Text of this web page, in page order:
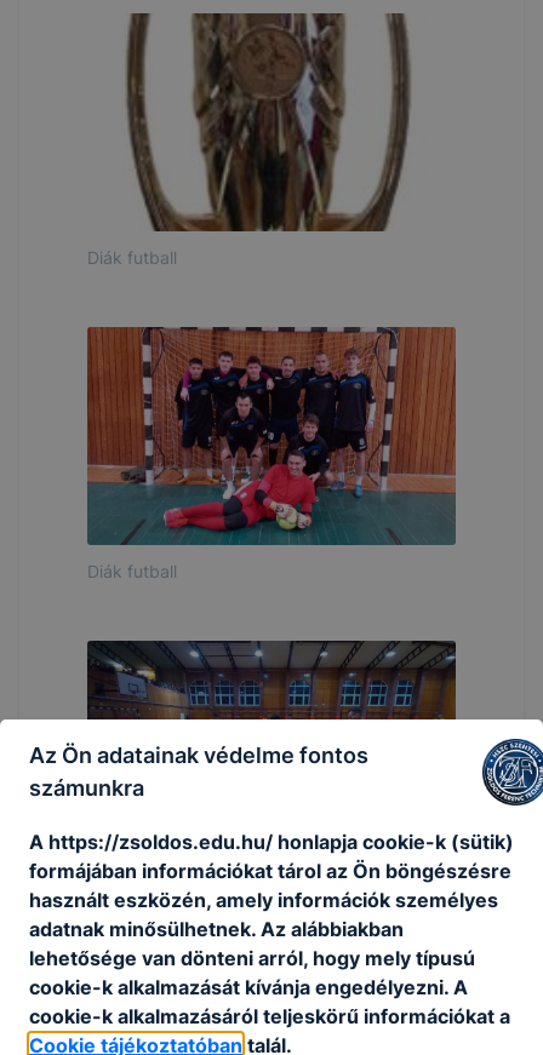
Diák futball
Diák futball
Diák futball
Az Ön adatainak védelme fontos
számunkra
A https://zsoldos.edu.hu/ honlapja cookie-k (sütik)
formájában információkat tárol az Ön böngészésre
használt eszközén, amely információk személyes
adatnak minősülhetnek. Az alábbiakban
lehetősége van dönteni arról, hogy mely típusú
cookie-k alkalmazását kívánja engedélyezni. A
cookie-k alkalmazásáról teljeskörű információkat a
Cookie tájékoztatóban talál.